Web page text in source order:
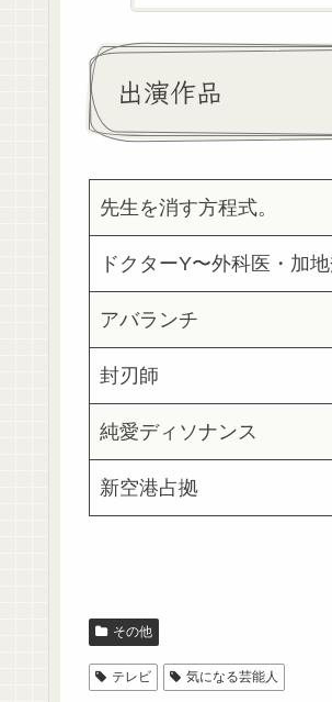
出演作品
先生を消す方程式。
ドクターY〜外科医・加
アバランチ
封刃師
純愛ディソナンス
新空港占拠
その他
テレビ 気になる芸能人